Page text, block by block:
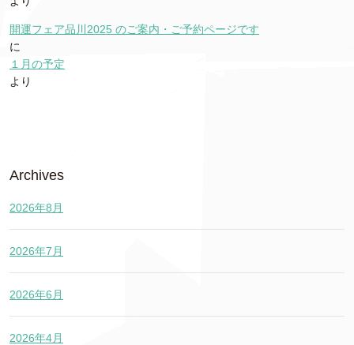
開運フェア品川2025 のご案内・ご予約ページです
に
１月の予定
より
Archives
2026年8月
2026年7月
2026年6月
2026年4月